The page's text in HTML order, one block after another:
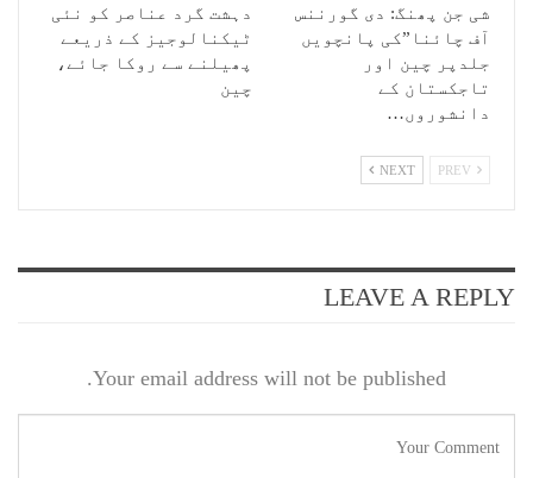
شی جن پھنگ: دی گورننس
آف چائنا”کی پانچویں
جلدپر چین اور
تاجکستان کے
دانشوروں…
دہشت گرد عناصر کو نئی
ٹیکنالوجیز کے ذریعے
پھیلنے سے روکا جائے،
چین
NEXT
LEAVE A REPLY
Your email address will not be published.